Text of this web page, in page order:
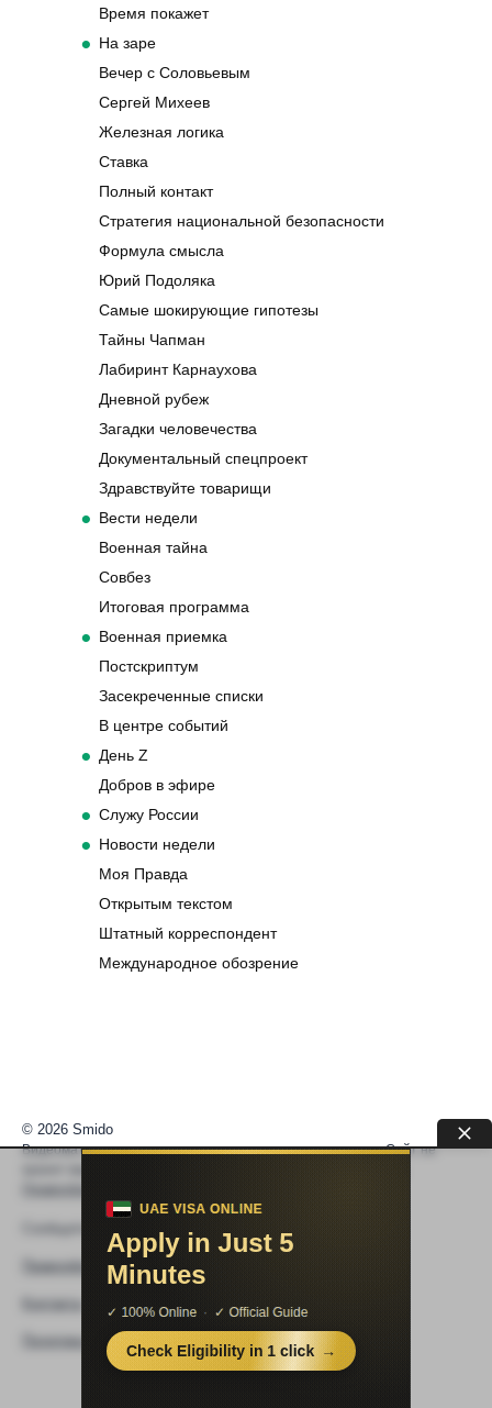
Время покажет
На заре
Вечер с Соловьевым
Сергей Михеев
Железная логика
Ставка
Полный контакт
Стратегия национальной безопасности
Формула смысла
Юрий Подоляка
Самые шокирующие гипотезы
Тайны Чапман
Лабиринт Карнаухова
Дневной рубеж
Загадки человечества
Документальный спецпроект
Здравствуйте товарищи
Вести недели
Военная тайна
Совбез
Итоговая программа
Военная приемка
Постскриптум
Засекреченные списки
В центре событий
День Z
Добров в эфире
Служу России
Новости недели
Моя Правда
Открытым текстом
Штатный корреспондент
Международное обозрение
© 2026 Smido
Видеоматериалы встраиваются из открытых источников. Сайт не
Видео не работает
Правообладателям
Политика конфиденциальности